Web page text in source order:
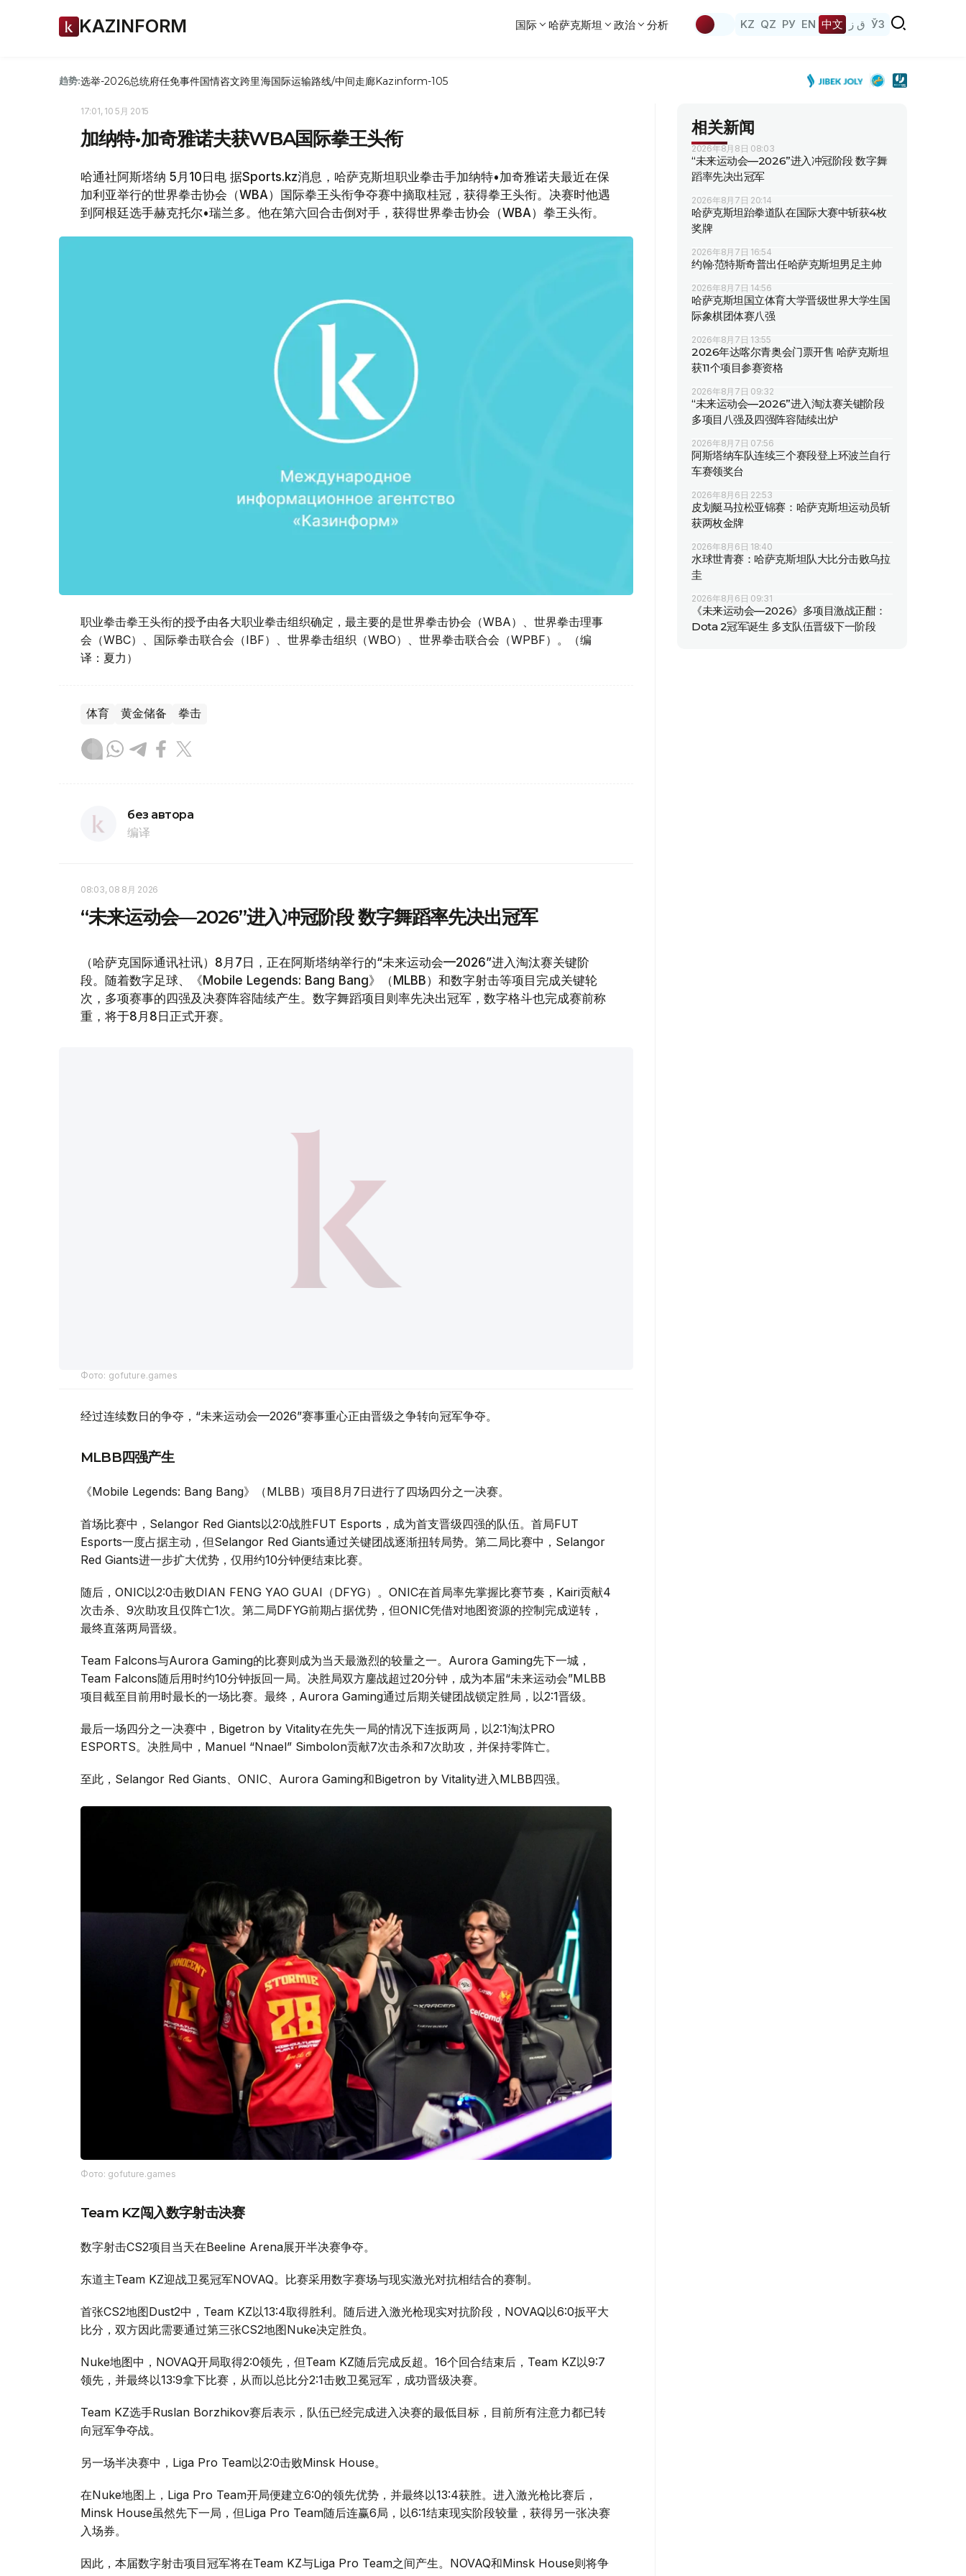
KAZINFORM 国际 哈萨克斯坦 政治 分析 KZ QZ РУ EN 中文 ق ز ЎЗ
趋势:选举-2026总统府任免事件国情咨文跨里海国际运输路线/中间走廊Kazinform-105
17:01, 10 5月 2015
加纳特•加奇雅诺夫获WBA国际拳王头衔
哈通社阿斯塔纳 5月10日电 据Sports.kz消息，哈萨克斯坦职业拳击手加纳特•加奇雅诺夫最近在保
加利亚举行的世界拳击协会（WBA）国际拳王头衔争夺赛中摘取桂冠，获得拳王头衔。决赛时他遇
到阿根廷选手赫克托尔•瑞兰多。他在第六回合击倒对手，获得世界拳击协会（WBA）拳王头衔。
职业拳击拳王头衔的授予由各大职业拳击组织确定，最主要的是世界拳击协会（WBA）、世界拳击理事
会（WBC）、国际拳击联合会（IBF）、世界拳击组织（WBO）、世界拳击联合会（WPBF）。（编
译：夏力）
体育 黄金储备 拳击
без автора
编译
08:03, 08 8月 2026
“未来运动会—2026”进入冲冠阶段 数字舞蹈率先决出冠军
（哈萨克国际通讯社讯）8月7日，正在阿斯塔纳举行的“未来运动会—2026”进入淘汰赛关键阶
段。随着数字足球、《Mobile Legends: Bang Bang》（MLBB）和数字射击等项目完成关键轮
次，多项赛事的四强及决赛阵容陆续产生。数字舞蹈项目则率先决出冠军，数字格斗也完成赛前称
重，将于8月8日正式开赛。
MLBB四强产生
《Mobile Legends: Bang Bang》（MLBB）项目8月7日进行了四场四分之一决赛。
首场比赛中，Selangor Red Giants以2:0战胜FUT Esports，成为首支晋级四强的队伍。首局FUT
Esports一度占据主动，但Selangor Red Giants通过关键团战逐渐扭转局势。第二局比赛中，Selangor
Red Giants进一步扩大优势，仅用约10分钟便结束比赛。
随后，ONIC以2:0击败DIAN FENG YAO GUAI（DFYG）。ONIC在首局率先掌握比赛节奏，Kairi贡献4
次击杀、9次助攻且仅阵亡1次。第二局DFYG前期占据优势，但ONIC凭借对地图资源的控制完成逆转，
最终直落两局晋级。
Team Falcons与Aurora Gaming的比赛则成为当天最激烈的较量之一。Aurora Gaming先下一城，
Team Falcons随后用时约10分钟扳回一局。决胜局双方鏖战超过20分钟，成为本届“未来运动会”MLBB
项目截至目前用时最长的一场比赛。最终，Aurora Gaming通过后期关键团战锁定胜局，以2:1晋级。
最后一场四分之一决赛中，Bigetron by Vitality在先失一局的情况下连扳两局，以2:1淘汰PRO
ESPORTS。决胜局中，Manuel “Nnael” Simbolon贡献7次击杀和7次助攻，并保持零阵亡。
Team KZ闯入数字射击决赛
数字射击CS2项目当天在Beeline Arena展开半决赛争夺。
东道主Team KZ迎战卫冕冠军NOVAQ。比赛采用数字赛场与现实激光对抗相结合的赛制。
首张CS2地图Dust2中，Team KZ以13:4取得胜利。随后进入激光枪现实对抗阶段，NOVAQ以6:0扳平大
比分，双方因此需要通过第三张CS2地图Nuke决定胜负。
Nuke地图中，NOVAQ开局取得2:0领先，但Team KZ随后完成反超。16个回合结束后，Team KZ以9:7
领先，并最终以13:9拿下比赛，从而以总比分2:1击败卫冕冠军，成功晋级决赛。
Team KZ选手Ruslan Borzhikov赛后表示，队伍已经完成进入决赛的最低目标，目前所有注意力都已转
向冠军争夺战。
另一场半决赛中，Liga Pro Team以2:0击败Minsk House。
在Nuke地图上，Liga Pro Team开局便建立6:0的领先优势，并最终以13:4获胜。进入激光枪比赛后，
相关新闻
2026年8月8日 08:03
“未来运动会—2026”进入冲冠阶段 数字舞
蹈率先决出冠军
2026年8月7日 20:14
哈萨克斯坦跆拳道队在国际大赛中斩获4枚
奖牌
2026年8月7日 16:54
约翰·范特斯奇普出任哈萨克斯坦男足主帅
2026年8月7日 14:56
哈萨克斯坦国立体育大学晋级世界大学生国
际象棋团体赛八强
2026年8月7日 13:55
2026年达喀尔青奥会门票开售 哈萨克斯坦
获11个项目参赛资格
2026年8月7日 09:32
“未来运动会—2026”进入淘汰赛关键阶段
多项目八强及四强阵容陆续出炉
2026年8月7日 07:56
阿斯塔纳车队连续三个赛段登上环波兰自行
车赛领奖台
2026年8月6日 22:53
皮划艇马拉松亚锦赛：哈萨克斯坦运动员斩
获两枚金牌
2026年8月6日 18:40
水球世青赛：哈萨克斯坦队大比分击败乌拉
圭
2026年8月6日 09:31
《未来运动会—2026》多项目激战正酣：
Dota 2冠军诞生 多支队伍晋级下一阶段